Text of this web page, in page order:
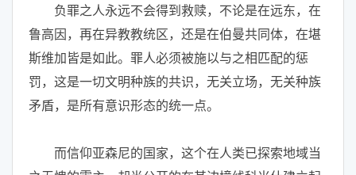
负罪之人永远不会得到救赎，不论是在远东，在
鲁高因，再在异教教统区，还是在伯曼共同体，在堪
斯维加皆是如此。罪人必须被施以与之相匹配的惩
罚，这是一切文明种族的共识，无关立场，无关种族
矛盾，是所有意识形态的统一点。
而信仰亚森尼的国家，这个在人类已探索地域当